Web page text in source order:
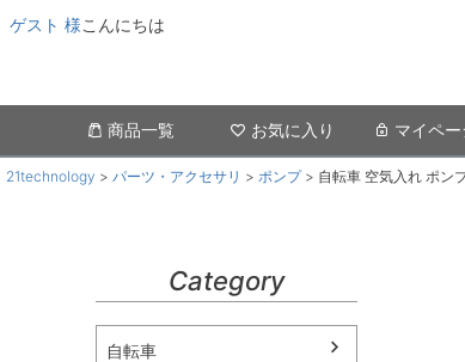
ゲスト 様こんにちは
商品一覧 お気に入り マイペー
21technology パーツ・アクセサリ ポンプ 自転車 空気入れ ポン
Category
自転車